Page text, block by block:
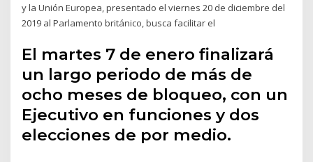
y la Unión Europea, presentado el viernes 20 de diciembre del
2019 al Parlamento británico, busca facilitar el
El martes 7 de enero finalizará
un largo periodo de más de
ocho meses de bloqueo, con un
Ejecutivo en funciones y dos
elecciones de por medio.